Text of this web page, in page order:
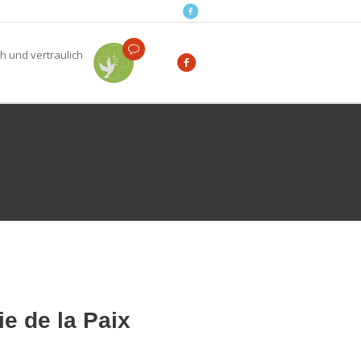
und vertraulich
de la Paix